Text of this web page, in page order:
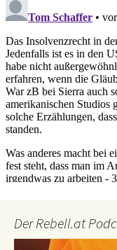
Der Rebell.at